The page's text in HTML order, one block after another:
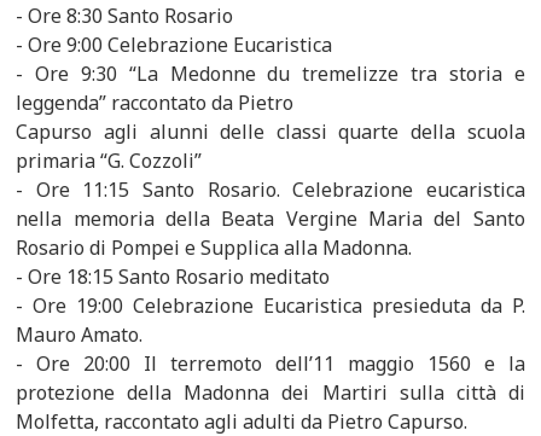
- Ore 8:30 Santo Rosario
- Ore 9:00 Celebrazione Eucaristica
- Ore 9:30 “La Medonne du tremelizze tra storia e
leggenda” raccontato da Pietro
Capurso agli alunni delle classi quarte della scuola
primaria “G. Cozzoli”
- Ore 11:15 Santo Rosario. Celebrazione eucaristica
nella memoria della Beata Vergine Maria del Santo
Rosario di Pompei e Supplica alla Madonna.
- Ore 18:15 Santo Rosario meditato
- Ore 19:00 Celebrazione Eucaristica presieduta da P.
Mauro Amato.
- Ore 20:00 Il terremoto dell’11 maggio 1560 e la
protezione della Madonna dei Martiri sulla città di
Molfetta, raccontato agli adulti da Pietro Capurso.